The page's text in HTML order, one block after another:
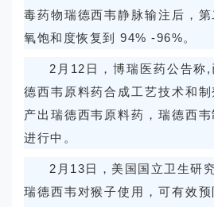
毒药物瑞德西韦静脉输注后，第
氧饱和度恢复到 94% -96%。
2月12日，博瑞医药公告称
德西韦原料药合成工艺技术和
产出瑞德西韦原料药，瑞德西
进行中。
2月13日，美国国立卫生研
瑞德西韦对猴子使用，可有效